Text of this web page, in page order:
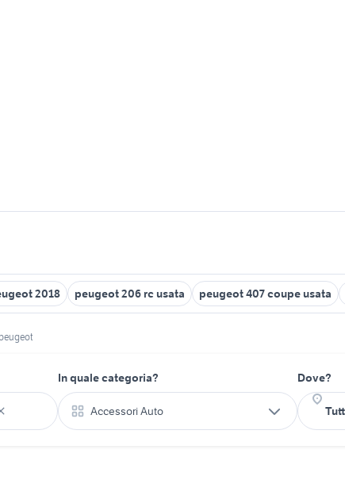
2018 peugeot 206 rc usata peugeot 407 coupe usata
In quale categoria?
Accessori Auto
Dove?